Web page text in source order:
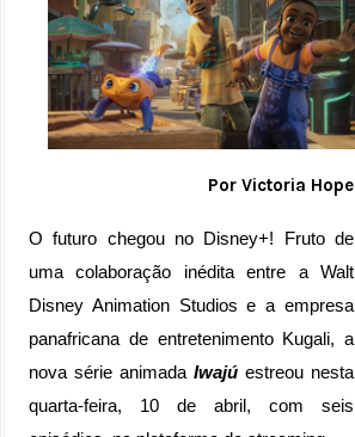
Por Victoria Hope
O futuro chegou no Disney+! Fruto de
uma colaboração inédita entre a Walt
Disney Animation Studios e a empresa
panafricana de entretenimento Kugali, a
nova série animada Iwajú estreou nesta
quarta-feira, 10 de abril, com seis